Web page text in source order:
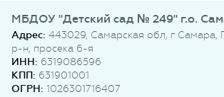
МБДОУ "Детский сад № 249" г.о.
Адрес: 443029, Самарская обл, г
р-н, просека 6-я
ИНН: 6319086596
КПП: 631901001
ОГРН: 1026301716407